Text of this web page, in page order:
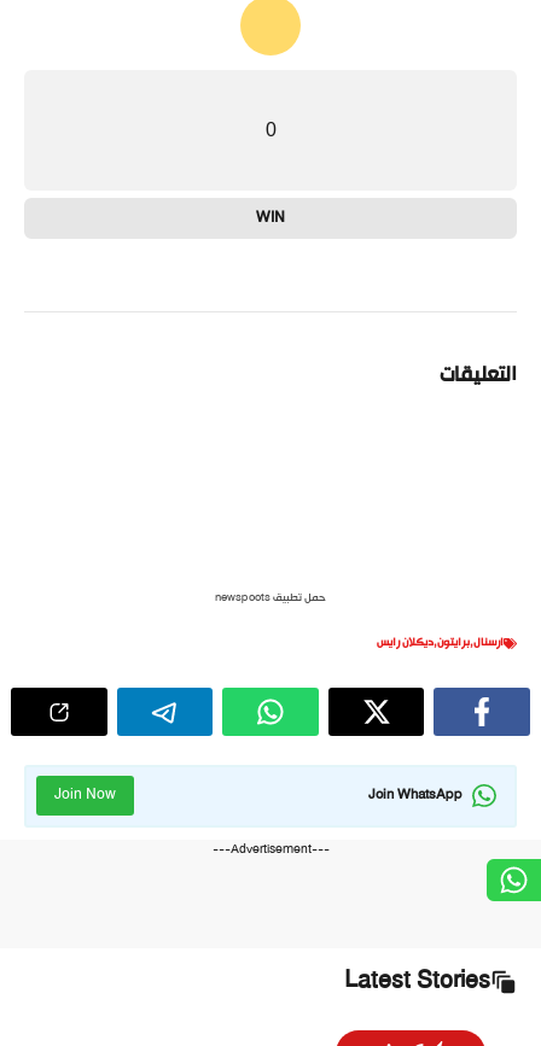
0
WIN
التعليقات
حمل تطبيق newspoots
ارسنال,برايتون,ديكلان رايس
Join WhatsApp
Join Now
---Advertisement---
Latest Stories